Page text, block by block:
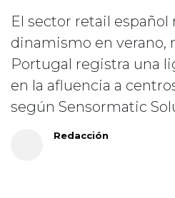
El sector retail
dinamismo en verano,
Portugal registra una
en la afluencia a
según Sensormatic
Redacción